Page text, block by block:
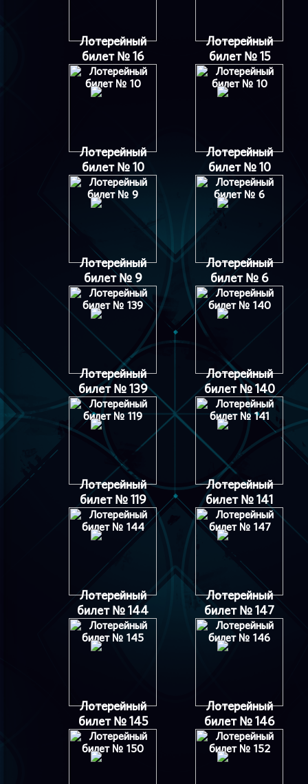
Лотерейный
билет № 16
Лотерейный
билет № 15
Лотерейный
билет № 10
Лотерейный
билет № 10
Лотерейный
билет № 9
Лотерейный
билет № 6
Лотерейный
билет № 139
Лотерейный
билет № 140
Лотерейный
билет № 119
Лотерейный
билет № 141
Лотерейный
билет № 144
Лотерейный
билет № 147
Лотерейный
билет № 145
Лотерейный
билет № 146